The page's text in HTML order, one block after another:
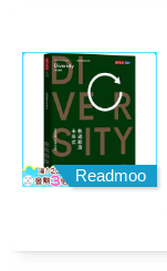
Readmoo